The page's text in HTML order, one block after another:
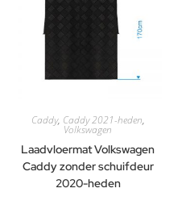
Caddy, Caddy 2021-heden,
Volkswagen
Laadvloermat Volkswagen
Caddy zonder schuifdeur
2020-heden